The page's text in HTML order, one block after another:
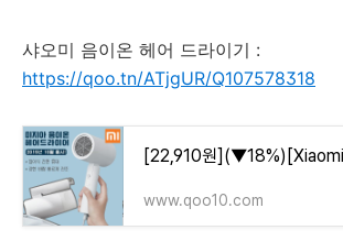
샤오미 음이온 헤어 드라이기 :
https://qoo.tn/ATjgUR/Q107578318
www.qoo10.com